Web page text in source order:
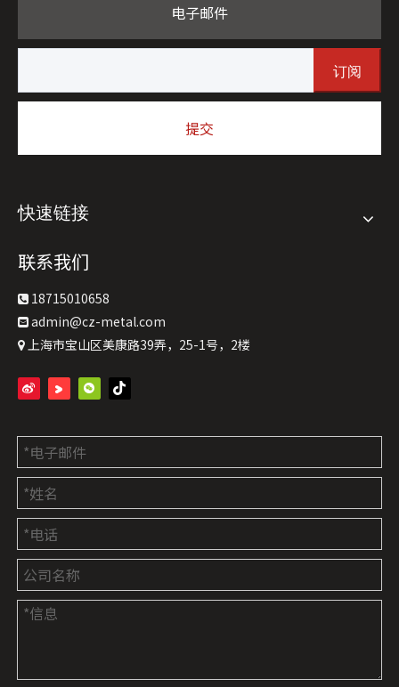
电子邮件
订阅
提交
快速链接
联系我们
 18715010658
 admin@cz-metal.com
 上海市宝山区美康路39弄，25-1号，2楼